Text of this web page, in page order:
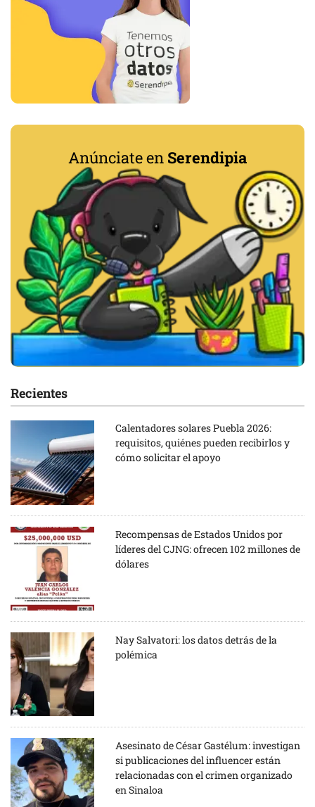
Anúnciate en Serendipia
Recientes
Calentadores solares Puebla 2026:
requisitos, quiénes pueden recibirlos y
cómo solicitar el apoyo
Recompensas de Estados Unidos por
líderes del CJNG: ofrecen 102 millones de
dólares
Nay Salvatori: los datos detrás de la
polémica
Asesinato de César Gastélum: investigan
si publicaciones del influencer están
relacionadas con el crimen organizado
en Sinaloa